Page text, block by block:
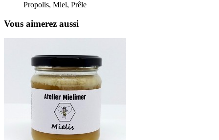
Propolis, Miel, Prêle
Vous aimerez aussi